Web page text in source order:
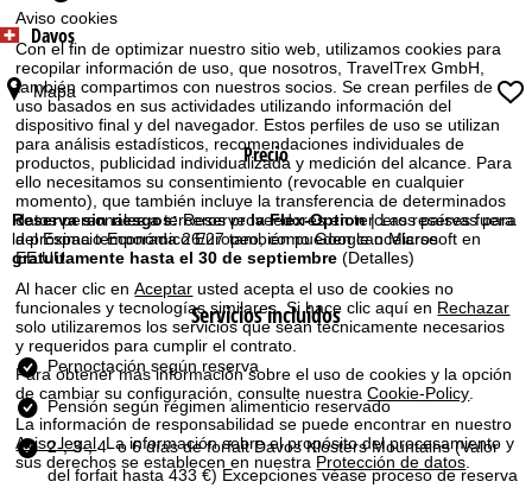
Aviso cookies
Con el fin de optimizar nuestro sitio web, utilizamos cookies para
recopilar información de uso, que nosotros, TravelTrex GmbH,
también compartimos con nuestros socios. Se crean perfiles de
uso basados en sus actividades utilizando información del
dispositivo final y del navegador. Estos perfiles de uso se utilizan
para análisis estadísticos, recomendaciones individuales de
productos, publicidad individualizada y medición del alcance. Para
ello necesitamos su consentimiento (revocable en cualquier
momento), que también incluye la transferencia de determinados
datos personales a terceros proveedores en terceros países fuera
del Espacio Económico Europeo, como Google o Microsoft en
EE.UU.
Al hacer clic enAceptar usted acepta el uso de cookies no
funcionales y tecnologías similares. Si hace clic aquí en Rechazar
solo utilizaremos los servicios que sean técnicamente necesarios
y requeridos para cumplir el contrato.
Para obtener más información sobre el uso de cookies y la opción
de cambiar su configuración, consulte nuestraCookie-Policy.
La información de responsabilidad se puede encontrar en nuestro
Aviso legal. La información sobre el propósito del procesamiento y
sus derechos se establecen en nuestra Protección de datos.
g
i
n
a
p
r
i
n
c
i
Davos
Mapa
Precio
Reserva sin riesgos:Reservela Flex-Option| Las reservas para
la próxima temporada 26/27 también pueden cancelarse
gratuitamente hasta el 30 de septiembre (Detalles)
Servicios incluidos
Pernoctación según reserva
Pensión según régimen alimenticio reservado
2-, 3-, 4- o 6 días de forfait Davos Klosters Mountains(Valor
del forfait hasta 433 €) Excepciones véase proceso de reserva